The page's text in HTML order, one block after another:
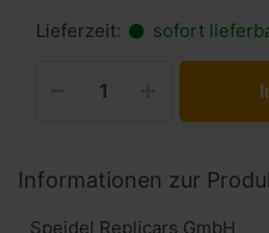
Lieferzeit: sofort
Informationen zur
Speidel Replicars GmbH